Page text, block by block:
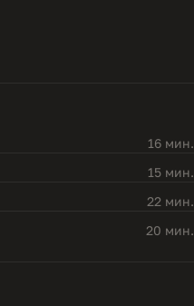
16 мин.
15 мин.
22 мин.
20 мин.